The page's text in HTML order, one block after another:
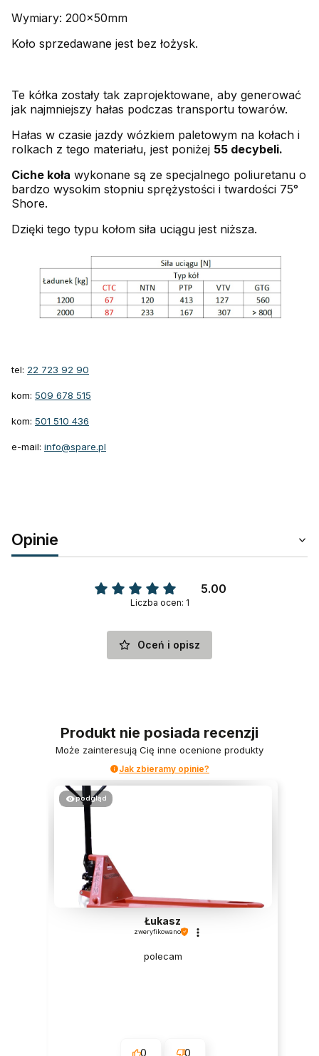
Wymiary: 200x50mm
Koło sprzedawane jest bez łożysk.
Te kółka zostały tak zaprojektowane, aby generować
jak najmniejszy hałas podczas transportu towarów.
Hałas w czasie jazdy wózkiem paletowym na kołach i
rolkach z tego materiału, jest poniżej 55 decybeli.
Ciche koła wykonane są ze specjalnego poliuretanu o
bardzo wysokim stopniu sprężystości i twardości 75°
Shore.
Dzięki tego typu kołom siła uciągu jest niższa.
tel: 22 723 92 90
kom: 509 678 515
kom: 501 510 436
e-mail: info@spare.pl
Opinie
5.00
Liczba ocen: 1
Oceń i opisz
Produkt nie posiada recenzji
Może zainteresują Cię inne ocenione produkty
Jak zbieramy opinie?
podgląd
Łukasz
zweryfikowano
polecam
0 0